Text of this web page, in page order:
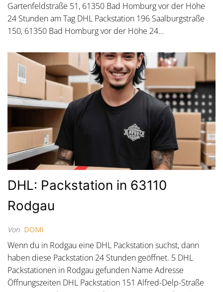
Gartenfeldstraße 51, 61350 Bad Homburg vor der Höhe
24 Stunden am Tag DHL Packstation 196 Saalburgstraße
150, 61350 Bad Homburg vor der Höhe 24…
DHL: Packstation in 63110
Rodgau
Von DOMI
Wenn du in Rodgau eine DHL Packstation suchst, dann
haben diese Packstation 24 Stunden geöffnet. 5 DHL
Packstationen in Rodgau gefunden Name Adresse
Öffnungszeiten DHL Packstation 151 Alfred-Delp-Straße